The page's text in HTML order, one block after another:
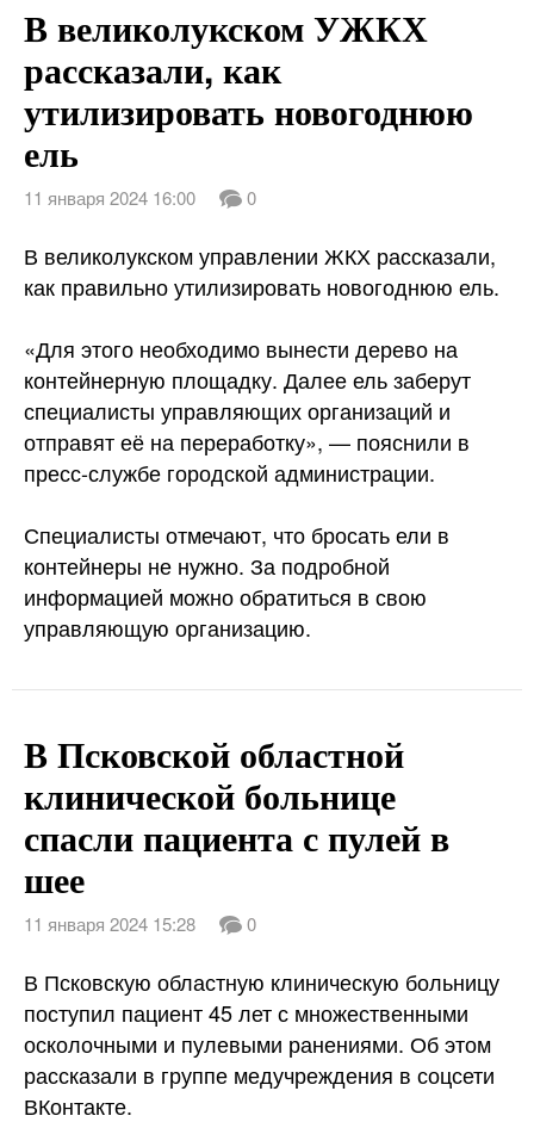
В великолукском УЖКХ
рассказали, как
утилизировать новогоднюю
ель
11 января 2024 16:00 0
В великолукском управлении ЖКХ рассказали,
как правильно утилизировать новогоднюю ель.
«Для этого необходимо вынести дерево на
контейнерную площадку. Далее ель заберут
специалисты управляющих организаций и
отправят её на переработку», — пояснили в
пресс-службе городской администрации.
Специалисты отмечают, что бросать ели в
контейнеры не нужно. За подробной
информацией можно обратиться в свою
управляющую организацию.
В Псковской областной
клинической больнице
спасли пациента с пулей в
шее
11 января 2024 15:28 0
В Псковскую областную клиническую больницу
поступил пациент 45 лет с множественными
осколочными и пулевыми ранениями. Об этом
рассказали в группе медучреждения в соцсети
ВКонтакте.